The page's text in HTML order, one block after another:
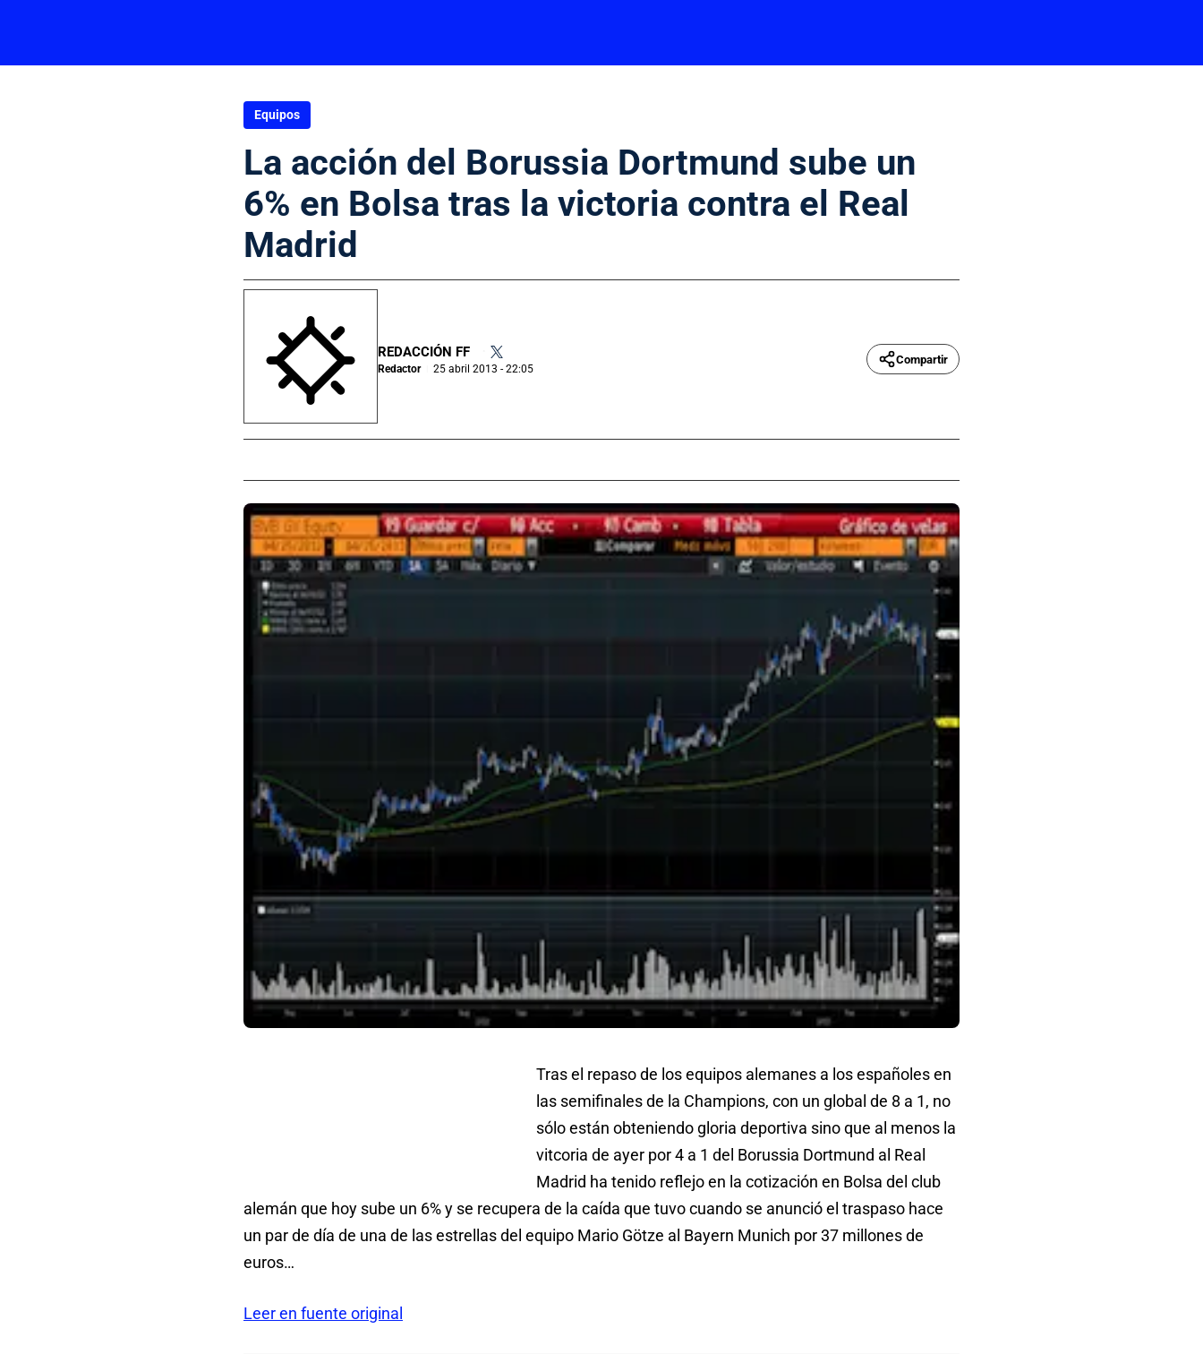
Equipos
La acción del Borussia Dortmund sube un
6% en Bolsa tras la victoria contra el Real
Madrid
REDACCIÓN FF
Redactor 25 abril 2013 - 22:05
Compartir
Tras el repaso de los equipos alemanes a los españoles en
las semifinales de la Champions, con un global de 8 a 1, no
sólo están obteniendo gloria deportiva sino que al menos la
vitcoria de ayer por 4 a 1 del Borussia Dortmund al Real
Madrid ha tenido reflejo en la cotización en Bolsa del club
alemán que hoy sube un 6% y se recupera de la caída que tuvo cuando se anunció el traspaso hace
un par de día de una de las estrellas del equipo Mario Götze al Bayern Munich por 37 millones de
euros…
Leer en fuente original